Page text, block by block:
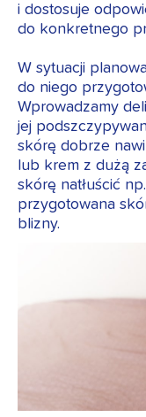
i dostosuje
do konkretnego
W sytuacji
do niego
Wprowadzamy
jej
skórę dobrze
lub krem z dużą
skórę natłuścić
przygotowana
blizny.